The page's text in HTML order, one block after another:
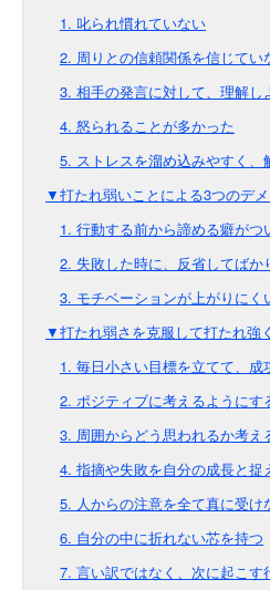
1. 叱られ慣れていない
2. 周りとの信頼関係を信じてい
3. 相手の発言に対して、理解し
4. 怒られることが多かった
5. ストレスを溜め込みやすく、
▼打たれ弱いことによる3つのデ
1. 行動する前から諦める癖がつ
2. 失敗した時に、反省してば
3. モチベーションが上がりにく
▼打たれ弱さを克服して打たれ強
1. 毎日小さい目標を立てて、成
2. ポジティブに考えるようにす
3. 周囲からどう思われるか考え
4. 指摘や失敗を自分の成長と捉
5. 人からの注意を全て真に受け
6. 自分の中に折れない芯を持つ
7. 言い訳ではなく、次に起こす